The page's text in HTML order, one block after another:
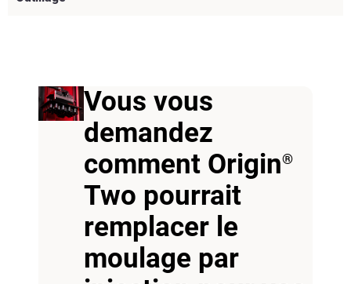
Vous vous
demandez
comment Origin®
Two pourrait
remplacer le
moulage par